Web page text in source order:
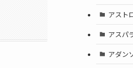
アスト
アスパ
アダン